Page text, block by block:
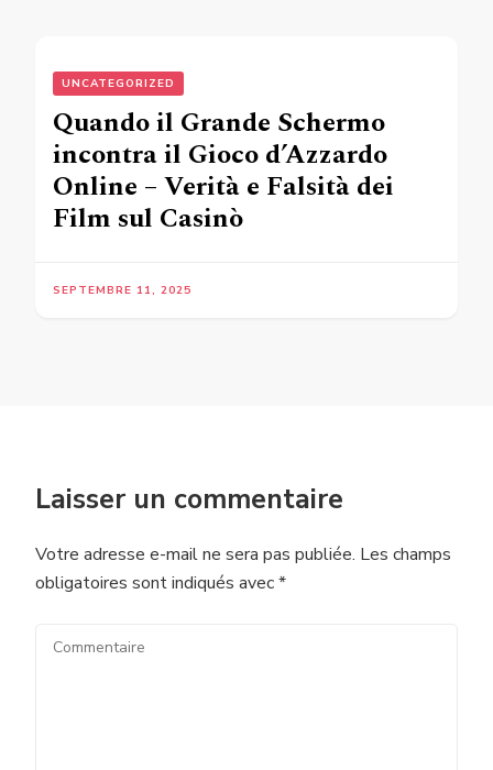
UNCATEGORIZED
Quando il Grande Schermo
incontra il Gioco d’Azzardo
Online – Verità e Falsità dei
Film sul Casinò
SEPTEMBRE 11, 2025
Laisser un commentaire
Votre adresse e-mail ne sera pas publiée. Les champs
obligatoires sont indiqués avec*